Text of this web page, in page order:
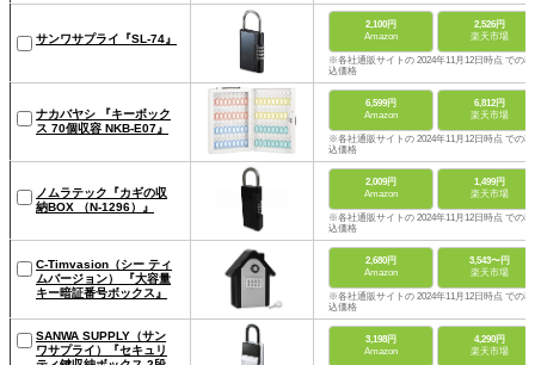
サンワサプライ『SL-74』
2,100円
Amazon
2,526円
楽天市場
※各社通販サイトの 2024年11月12日時点 での税
込価格
ナカバヤシ 『キーボック
ス 70個収容 NKB-E07』
6,599円
Amazon
6,812円
楽天市場
※各社通販サイトの 2024年11月12日時点 での税
込価格
ノムラテック『カギの収
納BOX （N-1296）』
2,009円
Amazon
1,499円
楽天市場
※各社通販サイトの 2024年11月12日時点 での税
込価格
C-Timvasion（シー ティ
ムバージョン） 『大容量
キー暗証番号ボックス』
2,680円
Amazon
3,543〜円
楽天市場
※各社通販サイトの 2024年11月12日時点 での税
込価格
SANWA SUPPLY（サン
ワサプライ）『セキュリ
3,198円
Amazon
4,290円
楽天市場